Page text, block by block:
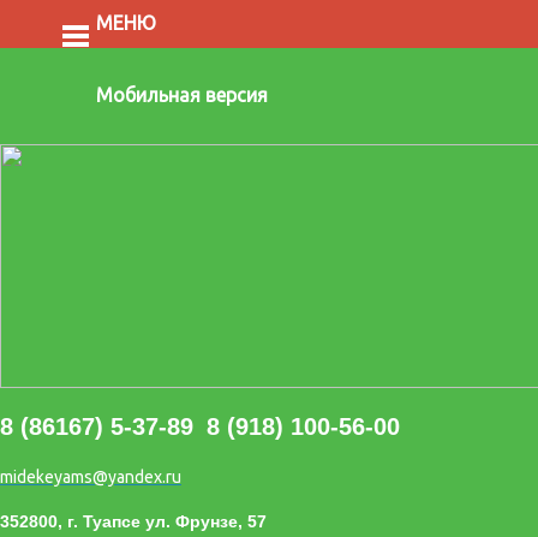
МЕНЮ
Мобильная версия
8 (86167) 5-37-89 8 (918) 100-56-00
midekeyams@yandex.ru
352800, г. Туапсе ул. Фрунзе, 57